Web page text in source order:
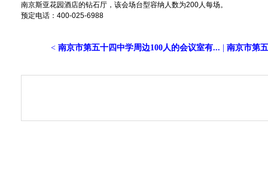
南京斯亚花园酒店的钻石厅，该会场台型容纳人数为200人每场。
预定电话：400-025-6988
< 南京市第五十四中学周边100人的会议室有... 南京市第